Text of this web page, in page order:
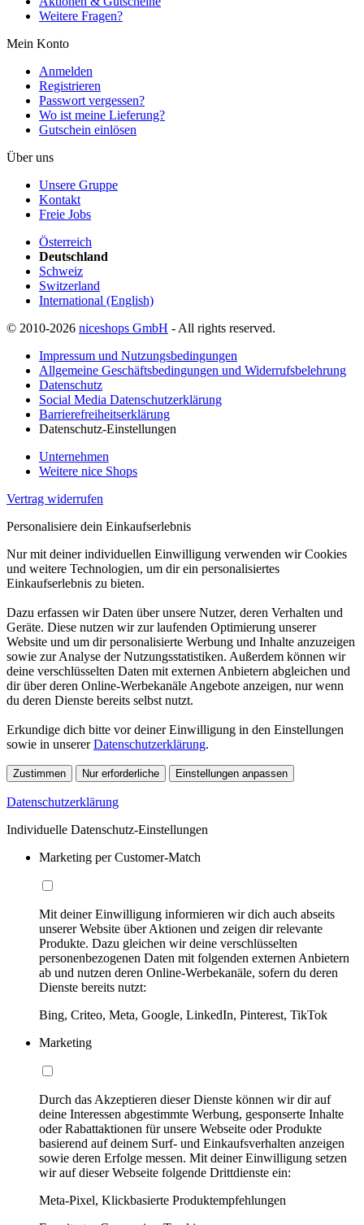
Weitere Fragen?
Mein Konto
Anmelden
Registrieren
Passwort vergessen?
Wo ist meine Lieferung?
Gutschein einlösen
Über uns
Unsere Gruppe
Kontakt
Freie Jobs
Österreich
Deutschland
Schweiz
Switzerland
International (English)
© 2010-2026 niceshops GmbH - All rights reserved.
Impressum und Nutzungsbedingungen
Allgemeine Geschäftsbedingungen und Widerrufsbelehrung
Datenschutz
Social Media Datenschutzerklärung
Barrierefreiheitserklärung
Datenschutz-Einstellungen
Unternehmen
Weitere nice Shops
Vertrag widerrufen
Personalisiere dein Einkaufserlebnis
Nur mit deiner individuellen Einwilligung verwenden wir Cookies
und weitere Technologien, um dir ein personalisiertes
Einkaufserlebnis zu bieten.
Dazu erfassen wir Daten über unsere Nutzer, deren Verhalten und
Geräte. Diese nutzen wir zur laufenden Optimierung unserer
Website und um dir personalisierte Werbung und Inhalte anzuzeigen
sowie zur Analyse der Nutzungsstatistiken. Außerdem können wir
deine verschlüsselten Daten mit externen Anbietern abgleichen und
dir über deren Online-Werbekanäle Angebote anzeigen, nur wenn
du deren Dienste bereits selbst nutzt.
Erkundige dich bitte vor deiner Einwilligung in den Einstellungen
sowie in unsererDatenschutzerklärung.
Zustimmen Nur erforderliche Einstellungen anpassen
Datenschutzerklärung
Individuelle Datenschutz-Einstellungen
Marketing per Customer-Match
Mit deiner Einwilligung informieren wir dich auch abseits
unserer Website über Aktionen und zeigen dir relevante
Produkte. Dazu gleichen wir deine verschlüsselten
personenbezogenen Daten mit folgenden externen Anbietern
ab und nutzen deren Online-Werbekanäle, sofern du deren
Dienste bereits nutzt:
Bing, Criteo, Meta, Google, LinkedIn, Pinterest, TikTok
Marketing
Durch das Akzeptieren dieser Dienste können wir dir auf
deine Interessen abgestimmte Werbung, gesponserte Inhalte
oder Rabattaktionen für unsere Webseite oder Produkte
basierend auf deinem Surf- und Einkaufsverhalten anzeigen
sowie deren Erfolge messen. Mit deiner Einwilligung setzen
wir auf dieser Webseite folgende Drittdienste ein:
Meta-Pixel, Klickbasierte Produktempfehlungen